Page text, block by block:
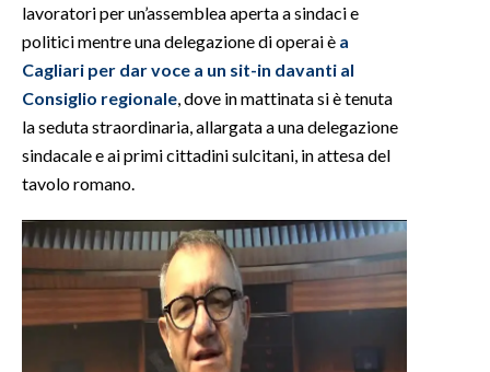
SARDI NEL MONDO
NOTIZIE
EVENTI
#CARAUNIONE
lavoratori per un’assemblea aperta a sindaci e
politici mentre una delegazione di operai è a
Cagliari per dar voce a un sit-in davanti al
Consiglio regionale , dove in mattinata si è tenuta
la seduta straordinaria, allargata a una delegazione
sindacale e ai primi cittadini sulcitani, in attesa del
tavolo romano.